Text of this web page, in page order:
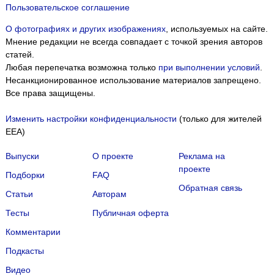
Пользовательское соглашение
О фотографиях и других изображениях, используемых на сайте.
Мнение редакции не всегда совпадает с точкой зрения авторов
статей.
Любая перепечатка возможна только при выполнении условий
Несанкционированное использование материалов запрещено.
Все права защищены.
Изменить настройки конфиденциальности (только для жителей
EEA)
Выпуски
Подборки
Статьи
Тесты
Комментарии
Подкасты
Видео
О проекте
FAQ
Авторам
Публичная оферта
Реклама на
проекте
Обратная связь